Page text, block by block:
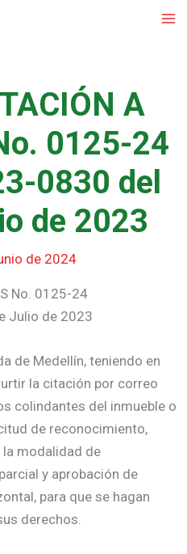
A
0125-24
0830 del
de 2023
de 2024
No. 0125-24
Julio de 2023
de Medellín, teniendo en
la citación por correo
colindantes del inmueble o
de reconocimiento,
modalidad de
y aprobación de
para que se hagan
derechos.